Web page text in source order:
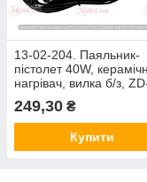
13-02-204. Паяльник-
пістолет 40W,
нагрівач, вилка б/з,
249,30 ₴
Купити